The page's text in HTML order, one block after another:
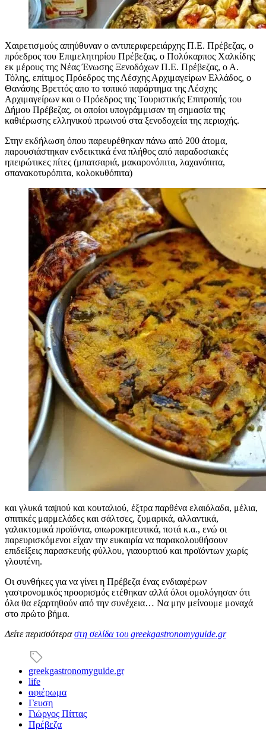
Χαιρετισμούς απηύθυναν ο αντιπεριφερειάρχης Π.Ε. Πρέβεζας, ο
πρόεδρος του Επιμελητηρίου Πρέβεζας, ο Πολύκαρπος Χαλκίδης
εκ μέρους της Νέας Ένωσης Ξενοδόχων Π.Ε. Πρέβεζας, ο Α.
Τόλης, επίτιμος Πρόεδρος της Λέσχης Αρχιμαγείρων Ελλάδος, ο
Θανάσης Βρεττός απο το τοπικό παράρτημα της Λέσχης
Αρχιμαγείρων και ο Πρόεδρος της Τουριστικής Επιτροπής του
Δήμου Πρέβεζας, οι οποίοι υπογράμμισαν τη σημασία της
καθιέρωσης ελληνικού πρωινού στα ξενοδοχεία της περιοχής.
Στην εκδήλωση όπου παρευρέθηκαν πάνω από 200 άτομα,
παρουσιάστηκαν ενδεικτικά ένα πλήθος από παραδοσιακές
ηπειρώτικες πίτες (μπατσαριά, μακαρονόπιτα, λαχανόπιτα,
σπανακοτυρόπιτα, κολοκυθόπιτα)
και γλυκά ταψιού και κουταλιού, έξτρα παρθένα ελαιόλαδα, μέλια,
σπιτικές μαρμελάδες και σάλτσες, ζυμαρικά, αλλαντικά,
γαλακτομικά προϊόντα, οπωροκηπευτικά, ποτά κ.α., ενώ οι
παρευρισκόμενοι είχαν την ευκαιρία να παρακολουθήσουν
επιδείξεις παρασκευής φύλλου, γιαουρτιού και προϊόντων χωρίς
γλουτένη.
Οι συνθήκες για να γίνει η Πρέβεζα ένας ενδιαφέρων
γαστρονομικός προορισμός ετέθηκαν αλλά όλοι ομολόγησαν ότι
όλα θα εξαρτηθούν από την συνέχεια… Να μην μείνουμε μοναχά
στο πρώτο βήμα.
Δείτε περισσότεραστη σελίδα του greekgastronomyguide.gr
greekgastronomyguide.gr
life
αφιέρωμα
Γευση
Γιώργος Πίττας
Πρέβεζα